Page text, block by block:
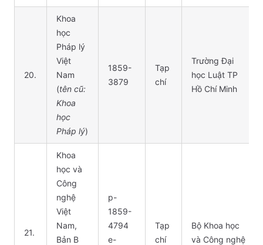
20.
Khoa
học
Pháp lý
Việt
Nam
(tên cũ:
Khoa
học
Pháp lý)
1859-
3879
Tạp
chí
Trường Đại
học Luật TP
Hồ Chí Minh
21.
Khoa
học và
Công
nghệ
Việt
Nam,
Bản B
p-
1859-
4794
e-
Tạp
chí
Bộ Khoa học
và Công nghệ